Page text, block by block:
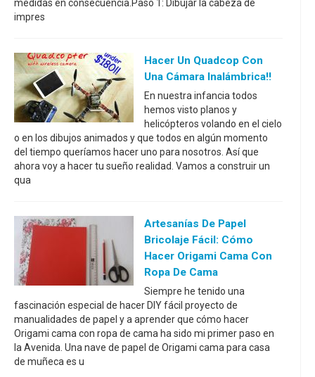
medidas en consecuencia.Paso 1: Dibujar la cabeza de
impres
Hacer Un Quadcop Con
Una Cámara Inalámbrica!!
En nuestra infancia todos
hemos visto planos y
helicópteros volando en el cielo
o en los dibujos animados y que todos en algún momento
del tiempo queríamos hacer uno para nosotros. Así que
ahora voy a hacer tu sueño realidad. Vamos a construir un
qua
Artesanías De Papel
Bricolaje Fácil: Cómo
Hacer Origami Cama Con
Ropa De Cama
Siempre he tenido una
fascinación especial de hacer DIY fácil proyecto de
manualidades de papel y a aprender que cómo hacer
Origami cama con ropa de cama ha sido mi primer paso en
la Avenida. Una nave de papel de Origami cama para casa
de muñeca es u